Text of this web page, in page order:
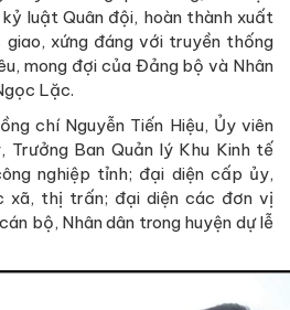
luật Quân đội, hoàn thành xuất
xứng đáng với truyền thống
mong đợi của Đảng bộ và Nhân
Lặc.
chí Nguyễn Tiến Hiệu, Ủy viên
Trưởng Ban Quản lý Khu Kinh tế
nghiệp tỉnh; đại diện cấp ủy,
xã, thị trấn; đại diện các đơn vị
bộ, Nhân dân trong huyện dự lễ